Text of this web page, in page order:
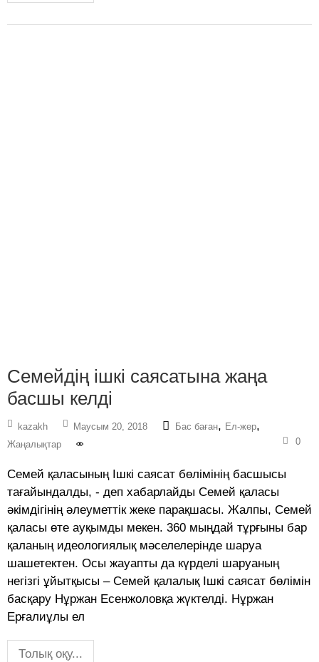
Семейдің ішкі саясатына жаңа
басшы келді
kazakh Маусым 20, 2018 Бас баған, Ел-жер,
Жаңалықтар 0
Семей қаласының Ішкі саясат бөлімінің басшысы
тағайындалды, - деп хабарлайды Семей қаласы
әкімдігінің әлеуметтік жеке парақшасы. Жалпы, Семей
қаласы өте ауқымды мекен. 360 мыңдай тұрғыны бар
қаланың идеологиялық мәселелерінде шаруа
шашетектен. Осы жауапты да күрделі шаруаның
негізгі ұйытқысы – Семей қалалық Ішкі саясат бөлімін
басқару Нұржан Есенжоловқа жүктелді. Нұржан
Ерғалиұлы ел
Толық оқу...